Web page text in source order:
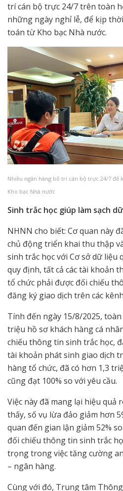
trí cán bộ trực 24/7 trên toàn
những ngày nghỉ lễ, để kịp
toán từ Kho bạc Nhà nước.
Nhiều ngân hàng bố trí cán bộ trực 24/7
Kho bạc Nhà nước
Sinh trắc học giúp làm sạch
NHNN cho biết: Cơ quan này
chủ động triển khai thu thập
sinh trắc học với Cơ sở dữ liệu
quy định, tất cả các tài khoản
tổ chức phải được đối chiếu
đăng ký giao dịch trên các
Tính đến ngày 15/8/2025,
triệu hồ sơ khách hàng cá
chiếu thông tin sinh trắc học,
tài khoản phát sinh giao dịch
hàng tổ chức, đã có hơn 1,3
cũng đạt 100% so với yêu cầu.
Việc này đã mang lại hiệu quả
thấy, số vụ lừa đảo giảm hơn
quan đến gian lận giảm 52%
đối chiếu thông tin sinh trắc
trọng trong việc tăng cường
– ngân hàng.
Cùng với đó, Trung tâm